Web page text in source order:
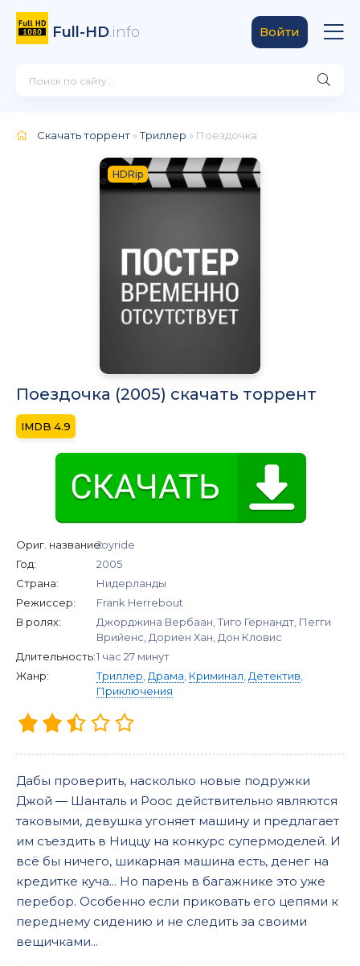
Full-HD.info Войти
Скачать торрент »Триллер » Поездочка
HDRip
Поездочка (2005) скачать торрент
4.9
Ориг. название:Joyride
Год:
2005
Страна:
Нидерланды
Режиссер:
Frank Herrebout
В ролях:
Джорджина Вербаан, Тиго Гернандт, Пегги
Врийенс, Дориен Хан, Дон Кловис
Длительность:1 час 27 минут
Жанр:
Триллер Драма Криминал Детектив
Приключения
Дабы проверить, насколько новые подружки
Джой — Шанталь и Роос действительно являются
таковыми, девушка угоняет машину и предлагает
им съездить в Ниццу на конкурс супермоделей. И
всё бы ничего, шикарная машина есть, денег на
кредитке куча... Но парень в багажнике это уже
перебор. Особенно если приковать его цепями к
переднему сидению и не следить за своими
вещичками...